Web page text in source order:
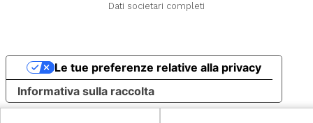
Dati societari completi
Informativa sulla raccolta
Le tue preferenze relative alla privacy